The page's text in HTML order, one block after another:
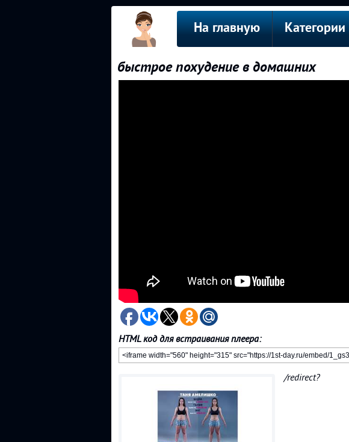
На главную Категории
быстрое похудение в домашних
HTML код для встраивания плеера:
/redirect?